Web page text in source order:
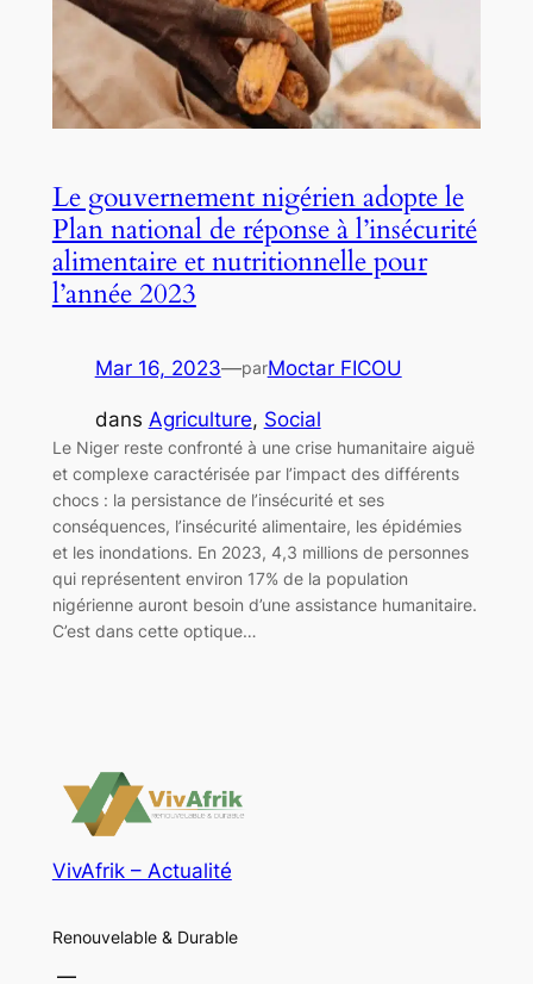
Le gouvernement nigérien adopte le
Plan national de réponse à l’insécurité
alimentaire et nutritionnelle pour
l’année 2023
Mar 16, 2023—parMoctar FICOU
dans Agriculture, Social
Le Niger reste confronté à une crise humanitaire aiguë
et complexe caractérisée par l’impact des différents
chocs : la persistance de l’insécurité et ses
conséquences, l’insécurité alimentaire, les épidémies
et les inondations. En 2023, 4,3 millions de personnes
qui représentent environ 17% de la population
nigérienne auront besoin d’une assistance humanitaire.
C’est dans cette optique…
VivAfrik – Actualité
Renouvelable & Durable